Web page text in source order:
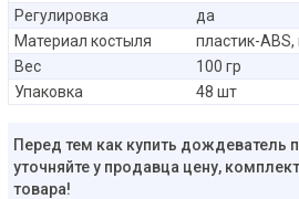
Регулировка
да
Материал костыля
пластик-
Вес
‎100 гр
Упаковка
48 шт
Перед тем как купить дождеватель
уточняйте у продавца цену,
товара!